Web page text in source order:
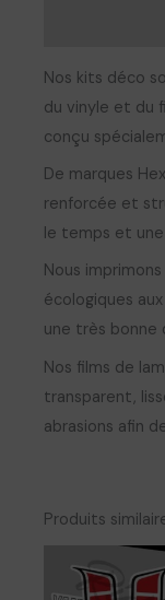
Nos kits déco
du vinyle et du
conçu
De marques
renforcée et
le temps et une
Nous
écologiques
une très bonne
Nos films de
transparent,
abrasions afin
Produits